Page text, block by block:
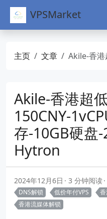
VPSMarket
主页 文章 Akile-香港超低价三年付
Akile-香港超
150CNY-
存-10GB硬盘
Hytron
2024年12月6日 3 分钟阅读
DNS解锁
低价年付VPS
香港流媒体解锁